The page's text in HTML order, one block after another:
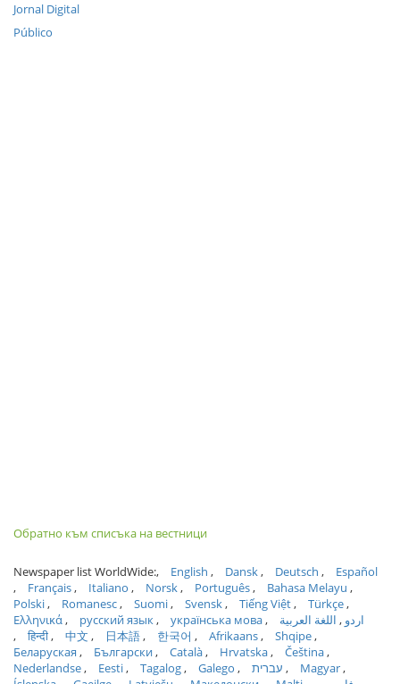
Jornal Digital
Público
Обратно към списъка на вестници
Newspaper list WorldWide: English Dansk Deutsch
Español
Français
Italiano Norsk Português
Bahasa Melayu
Polski
Romanesc Suomi Svensk Tiếng Việt
Türkçe
Ελληνικά
русский язык українська мова اردو
اللغة العربية
हिन्दी
中文 日本語 한국어 Afrikaans
Shqipe
Беларуская
Български Català Hrvatska
Čeština
Nederlandse
Eesti Tagalog Galego עברית
Magyar